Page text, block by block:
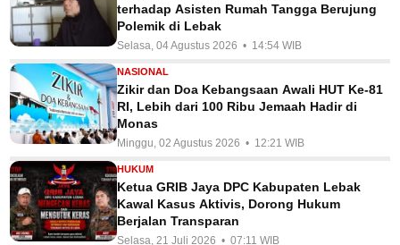
terhadap Asisten Rumah Tangga Berujung
Polemik di Lebak
Selasa, 04 Agustus 2026 • 14:54 WIB
NASIONAL
Zikir dan Doa Kebangsaan Awali HUT Ke-81
RI, Lebih dari 100 Ribu Jemaah Hadir di
Monas
Minggu, 02 Agustus 2026 • 12:21 WIB
HUKUM
Ketua GRIB Jaya DPC Kabupaten Lebak
Kawal Kasus Aktivis, Dorong Hukum
Berjalan Transparan
Selasa, 21 Juli 2026 • 07:11 WIB